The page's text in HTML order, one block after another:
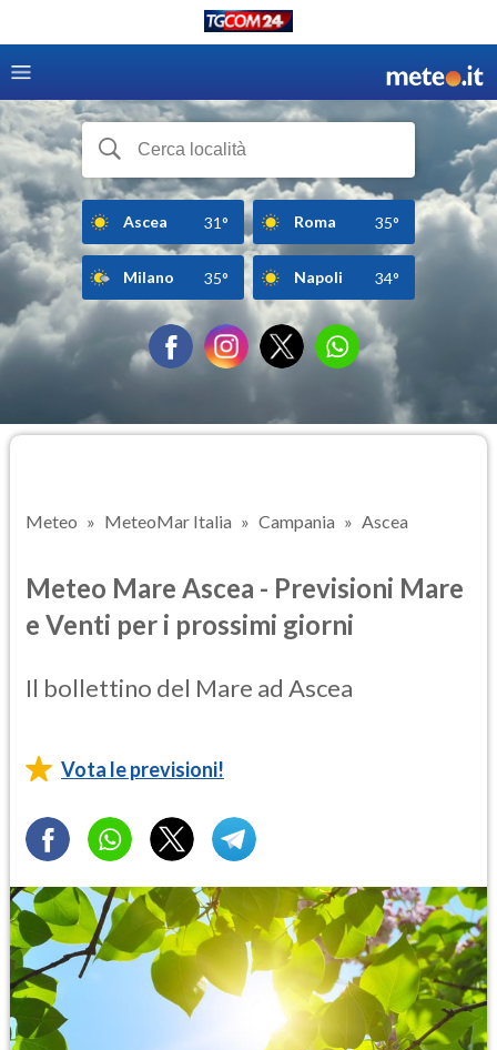
Ascea 31° Roma 35°
Milano 35° Napoli 34°
Meteo MeteoMar Italia Campania Ascea
Meteo Mare Ascea - Previsioni Mare
e Venti per i prossimi giorni
Il bollettino del Mare ad Ascea
Vota le previsioni!